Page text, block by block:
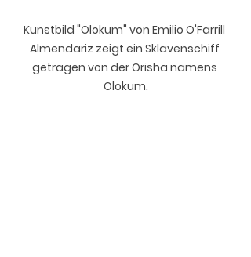
Kunstbild "Olokum" von Emilio O'Farrill
Almendariz zeigt ein Sklavenschiff
getragen von der Orisha namens
Olokum.